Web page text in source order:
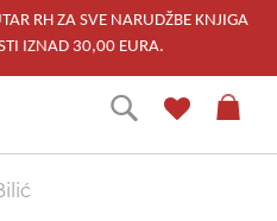
RH ZA SVE NARUDŽBE KNJIGA
IZNAD 30,00 EURA.
Traži